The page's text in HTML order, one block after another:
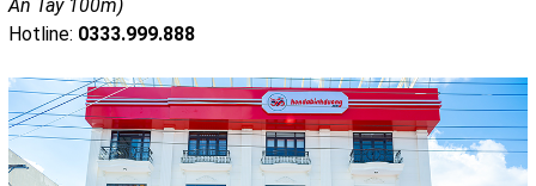
An Tây 100m)
Hotline: 0333.999.888